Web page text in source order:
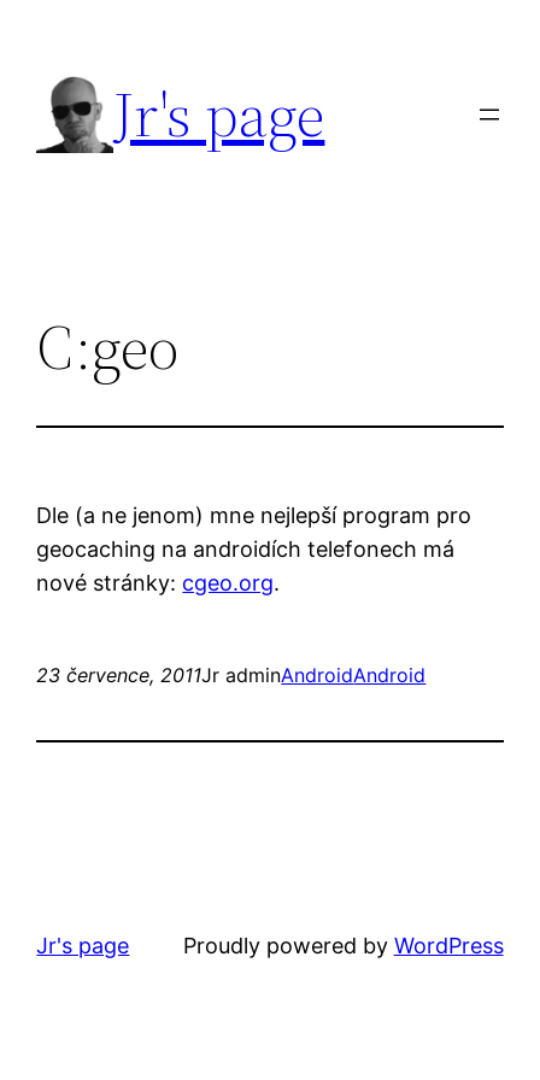
obsah
Jr's page
C:geo
Dle (a ne jenom) mne nejlepší program pro
geocaching na androidích telefonech má
nové stránky: cgeo.org.
23 července, 2011Jr adminAndroidAndroid
Jr's page Proudly powered by WordPress